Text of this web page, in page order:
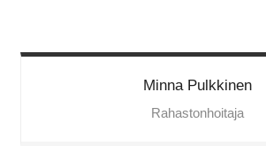
Minna Pulkkinen
Rahastonhoitaja